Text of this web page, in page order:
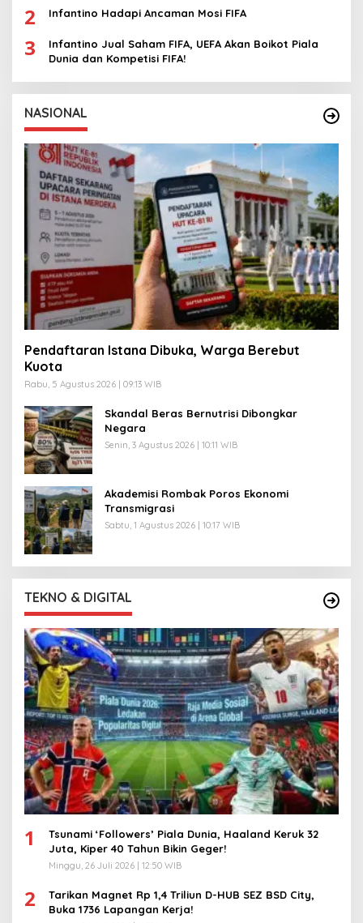
2 Infantino Hadapi Ancaman Mosi FIFA
3
Infantino Jual Saham FIFA, UEFA Akan Boikot Piala
Dunia dan Kompetisi FIFA!
NASIONAL
Pendaftaran Istana Dibuka, Warga Berebut
Kuota
Rabu, 5 Agustus 2026 | 09:13 WIB
Skandal Beras Bernutrisi Dibongkar
Negara
Senin, 3 Agustus 2026 | 10:11 WIB
Akademisi Rombak Poros Ekonomi
Transmigrasi
Sabtu, 1 Agustus 2026 | 10:17 WIB
TEKNO & DIGITAL
1
Tsunami ‘Followers’ Piala Dunia, Haaland Keruk 32
Juta, Kiper 40 Tahun Bikin Geger!
Minggu, 26 Juli 2026 | 12:50 WIB
2
Tarikan Magnet Rp 1,4 Triliun D-HUB SEZ BSD City,
Buka 1736 Lapangan Kerja!